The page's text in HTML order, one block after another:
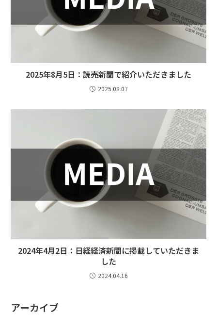
2025年8月5日：読売新聞で紹介いただきました
2025.08.07
2024年4月2日：日経経済新聞に掲載していただきま
した
2024.04.16
アーカイブ